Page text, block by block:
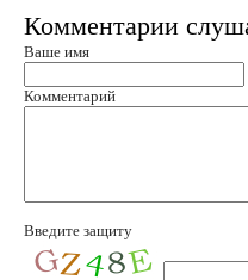
Комментарии
Ваше имя
Комментарий
Введите защиту